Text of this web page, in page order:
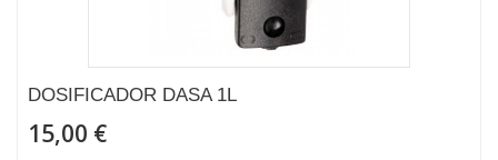
DOSIFICADOR DASA 1L
15,00 €